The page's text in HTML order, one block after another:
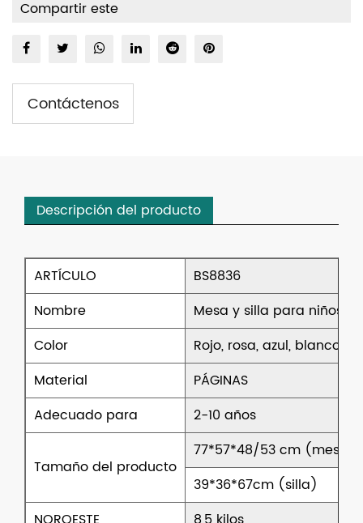
Compartir este
Contáctenos
Descripción del producto
ARTÍCULO
BS8836
Nombre
Mesa y silla para niños.
Color
Rojo, rosa, azul, blanco,
Material
PÁGINAS
Adecuado para
2-10 años
Tamaño del producto
77*57*48/53 cm (mesa)
39*36*67cm (silla)